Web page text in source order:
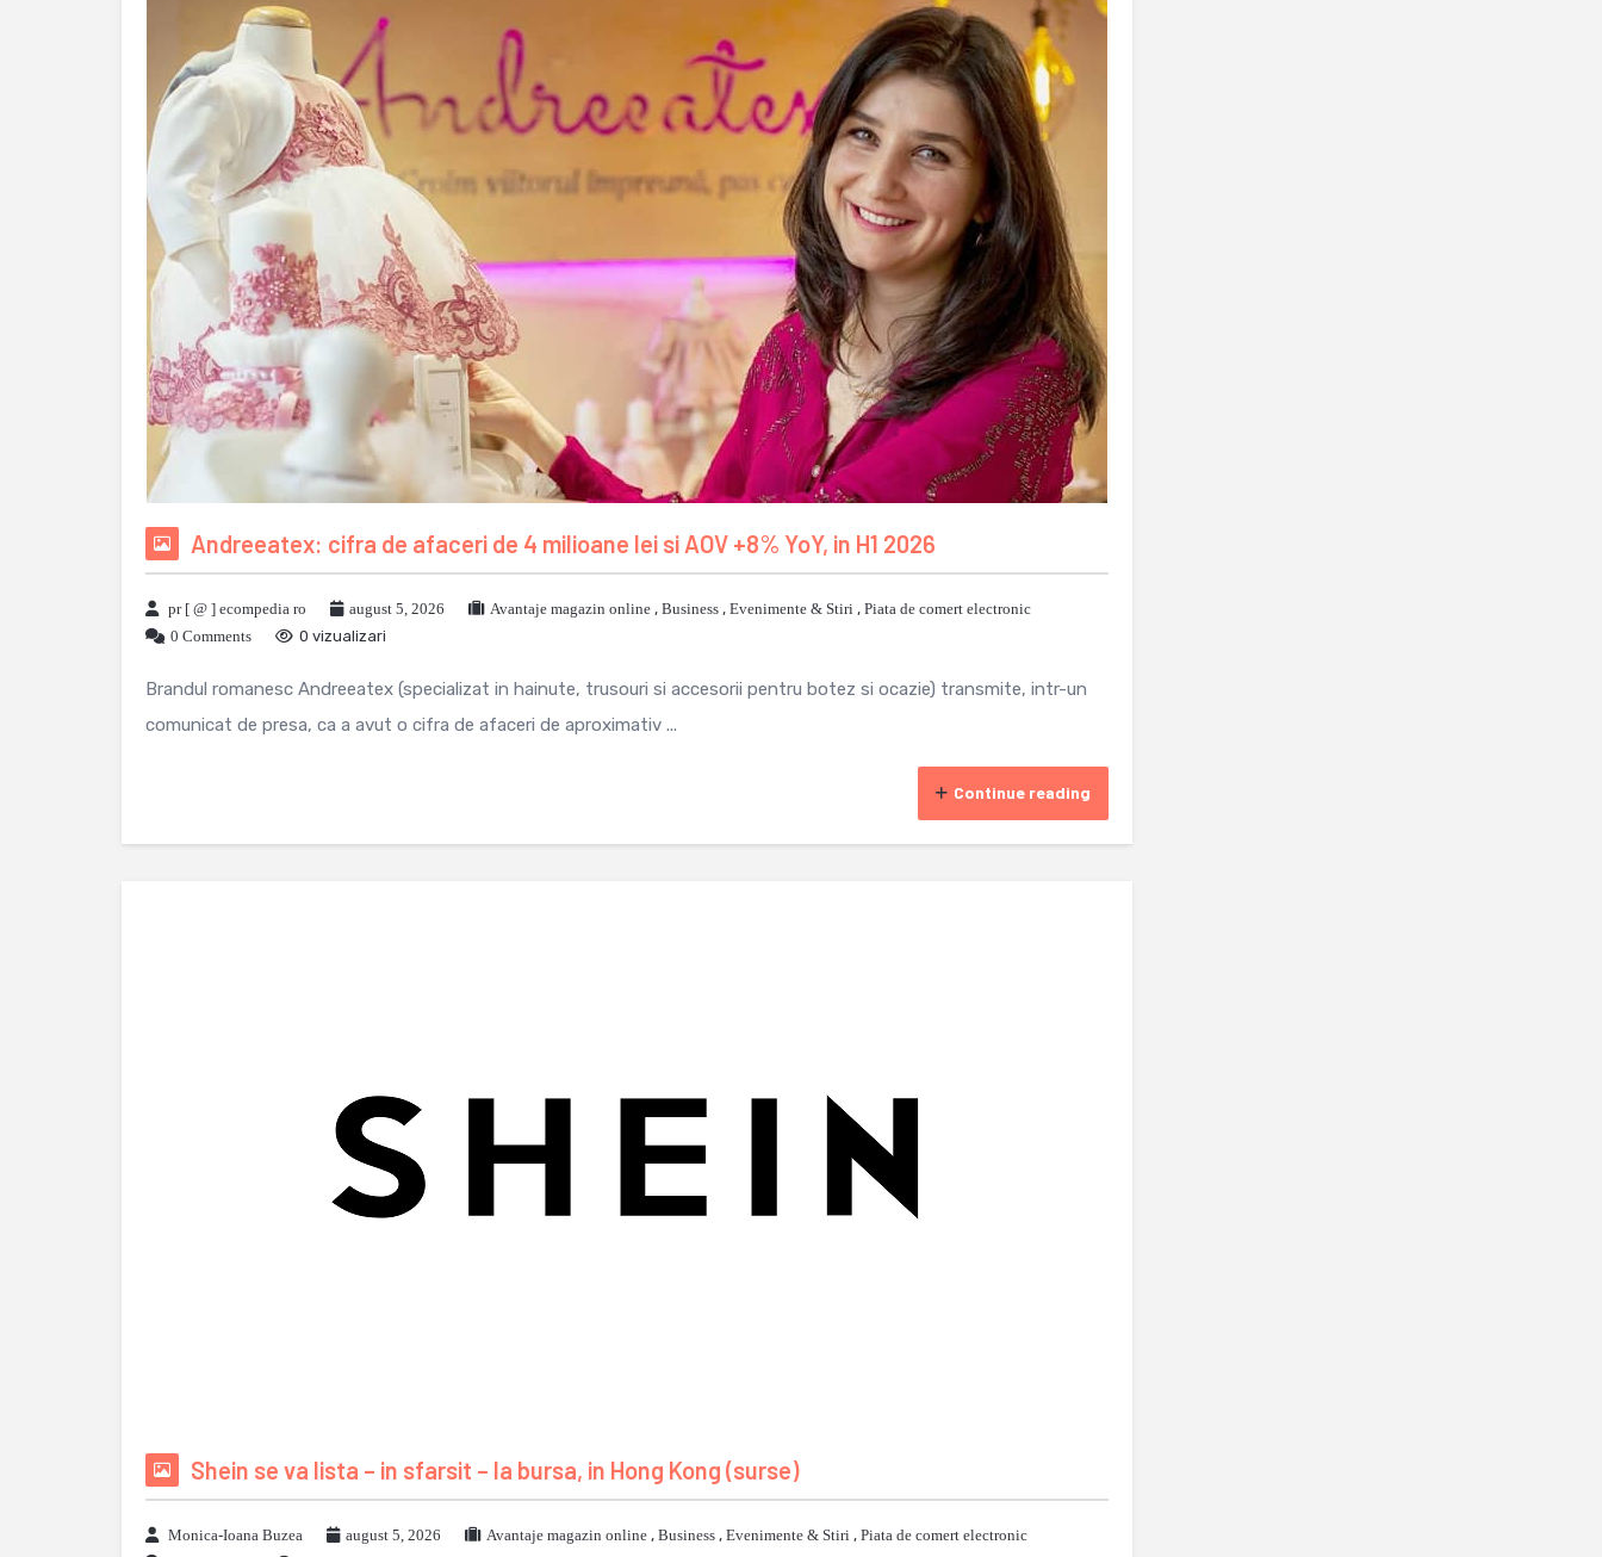
Andreeatex: cifra de afaceri de 4 milioane lei si AOV +8% YoY, in H1 2026
pr [ @ ] ecompedia ro august 5, 2026 Avantaje magazin online , Business , Evenimente & Stiri , Piata de comert electronic
0 Comments
0 vizualizari
Brandul romanesc Andreeatex (specializat in hainute, trusouri si accesorii pentru botez si ocazie) transmite, intr-un
comunicat de presa, ca a avut o cifra de afaceri de aproximativ ...
Continue reading
Shein se va lista – in sfarsit – la bursa, in Hong Kong (surse)
Monica-Ioana Buzea august 5, 2026 Avantaje magazin online , Business , Evenimente & Stiri , Piata de comert electronic